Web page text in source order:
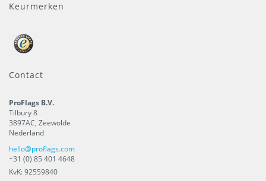
Keurmerken
Contact
ProFlags B.V.
Tilbury 8
3897AC, Zeewolde
Nederland
hello@proflags.com
+31 (0) 85 401 4648
KvK: 92559840